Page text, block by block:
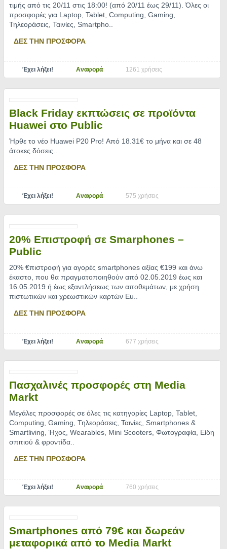
τιμής από τις 20/11 στις 18:00! (από 20/11 έως 29/11). Όλες οι
προσφορές για Laptop, Tablet, Computing, Gaming,
Τηλεοράσεις, Ταινίες, Smartpho..
ΔΕΣ ΤΗΝ ΠΡΟΣΦΟΡΑ
Έχει λήξει! Αναφορά 1261 χρήσεις
Black Friday εκπτώσεις σε προϊόντα
Huawei στο Public
Ήρθε το νέο Huawei P20 Pro! Από 18.31€ το μήνα και σε 48
άτοκες δόσεις
ΔΕΣ ΤΗΝ ΠΡΟΣΦΟΡΑ
Έχει λήξει! Αναφορά 575 χρήσεις
20% Επιστροφή σε Smarphones –
Public
20% €πιστροφή για αγορές smartphones αξίας €199 και άνω
έκαστο, που θα πραγματοποιηθούν από 02.05.2019 έως και
16.05.2019 ή έως εξαντλήσεως των αποθεμάτων, με χρήση
πιστωτικών και χρεωστικών καρτών Eu
ΔΕΣ ΤΗΝ ΠΡΟΣΦΟΡΑ
Έχει λήξει! Αναφορά 677 χρήσεις
Πασχαλινές προσφορές στη Media
Markt
Μεγάλες προσφορές σε όλες τις κατηγορίες Laptop, Tablet,
Computing, Gaming, Τηλεοράσεις, Ταινίες, Smartphones &
Smartliving, Ήχος, Wearables, Mini Scooters, Φωτογραφία, Είδη
σπιτιού & φροντίδα..
ΔΕΣ ΤΗΝ ΠΡΟΣΦΟΡΑ
Έχει λήξει! Αναφορά 760 χρήσεις
Smartphones από 79€ και δωρεάν
μεταφορικά από το Media Markt